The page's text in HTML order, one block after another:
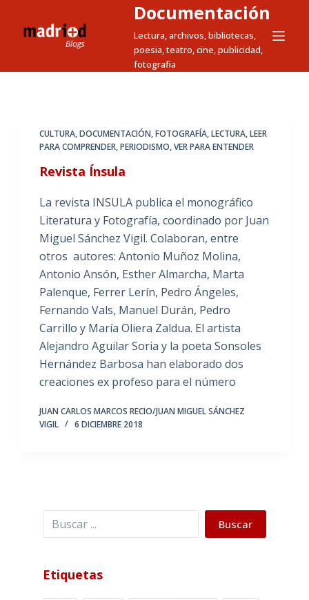
t
Documentación
Lectura, archivos, bibliotecas,
poesia, teatro, cine, publicidad,
fotografia
CULTURA,DOCUMENTACIÓN,FOTOGRAFÍA,LECTURA,LEER
PARA COMPRENDER,PERIODISMO,VER PARA ENTENDER
Revista Ínsula
La revista INSULA publica el monográfico
Literatura y Fotografía, coordinado por Juan
Miguel Sánchez Vigil. Colaboran, entre
otros autores: Antonio Muñoz Molina,
Antonio Ansón, Esther Almarcha, Marta
Palenque, Ferrer Lerín, Pedro Ángeles,
Fernando Vals, Manuel Durán, Pedro
Carrillo y María Oliera Zaldua. El artista
Alejandro Aguilar Soria y la poeta Sonsoles
Hernández Barbosa han elaborado dos
creaciones ex profeso para el número
JUAN CARLOS MARCOS RECIO/JUAN MIGUEL SÁNCHEZ
VIGIL
6 DICIEMBRE 2018
Buscar Buscar
Etiquetas